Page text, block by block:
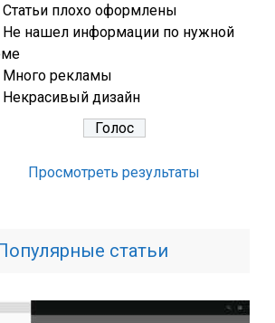
Статьи плохо оформлены
Не нашел информации по нужной
Много рекламы
Некрасивый дизайн
Просмотреть результаты
статьи